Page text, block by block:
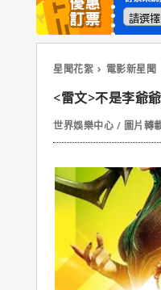
星聞花絮 電影新星聞
<雷文>不是李爺
世界娛樂中心 / 圖片轉